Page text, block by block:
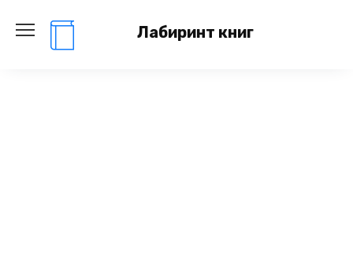
содержанию
Лабиринт книг